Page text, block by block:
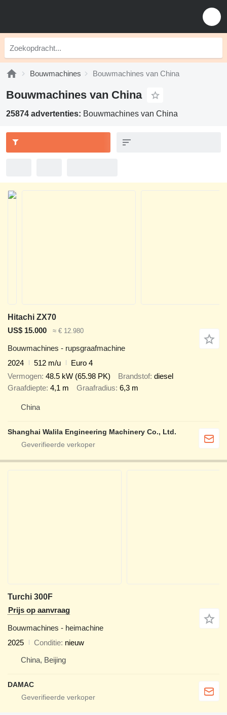
Bouwmachines Bouwmachines van China
Bouwmachines van China
25874 advertenties: Bouwmachines van China
Hitachi ZX70
US$ 15.000
≈ € 12.980
Bouwmachines - rupsgraafmachine
2024
512 m/u
Euro 4
Vermogen 48.5 kW (65.98 PK) Brandstof diesel
Graafdiepte 4,1 m Graafradius 6,3 m
China
Shanghai Walila Engineering Machinery Co., Ltd.
Turchi 300F
Prijs op aanvraag
Bouwmachines - heimachine
2025
Conditie nieuw
China, Beijing
DAMAC